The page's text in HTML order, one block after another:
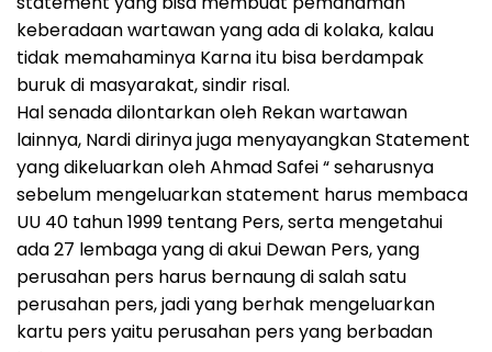
keberadaan wartawan yang ada di kolaka, kalau
tidak memahaminya Karna itu bisa berdampak
buruk di masyarakat, sindir risal.
Hal senada dilontarkan oleh Rekan wartawan
lainnya, Nardi dirinya juga menyayangkan Statement
yang dikeluarkan oleh Ahmad Safei “ seharusnya
sebelum mengeluarkan statement harus membaca
UU 40 tahun 1999 tentang Pers, serta mengetahui
ada 27 lembaga yang di akui Dewan Pers, yang
perusahan pers harus bernaung di salah satu
perusahan pers, jadi yang berhak mengeluarkan
kartu pers yaitu perusahan pers yang berbadan